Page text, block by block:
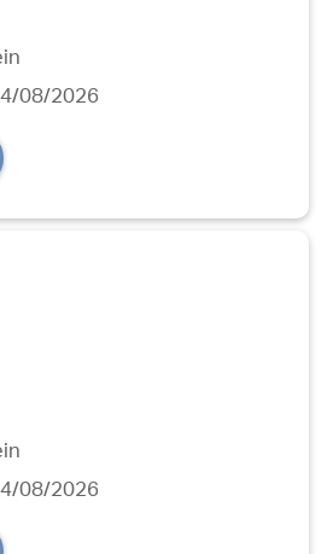
08/2026
08/2026
ou Aide-soignant.e ?
le code de
à rentrer directement sur
de l’établissement.